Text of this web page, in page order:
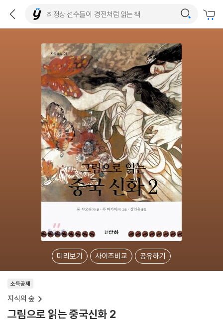
미리보기 사이즈비교 공유하기
소득공제
지식의 숲
그림으로 읽는 중국신화 2